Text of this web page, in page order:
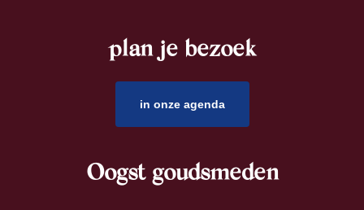
plan je bezoek
in onze agenda
Oogst goudsmeden